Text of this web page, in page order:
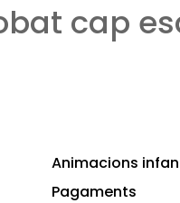
cap
Animacions
Pagaments